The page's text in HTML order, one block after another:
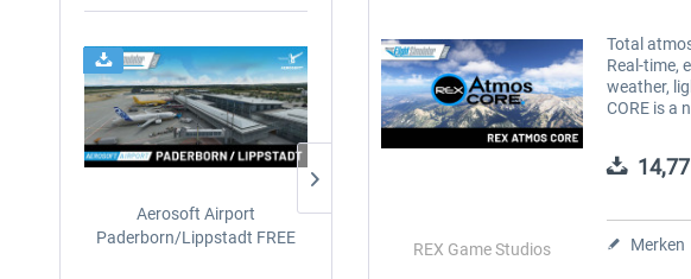
Aerosoft Airport
Paderborn/Lippstadt FREE
24h FREE
REX Game Studios
Total
Real-time,
weather,
CORE is a
into the
Merken